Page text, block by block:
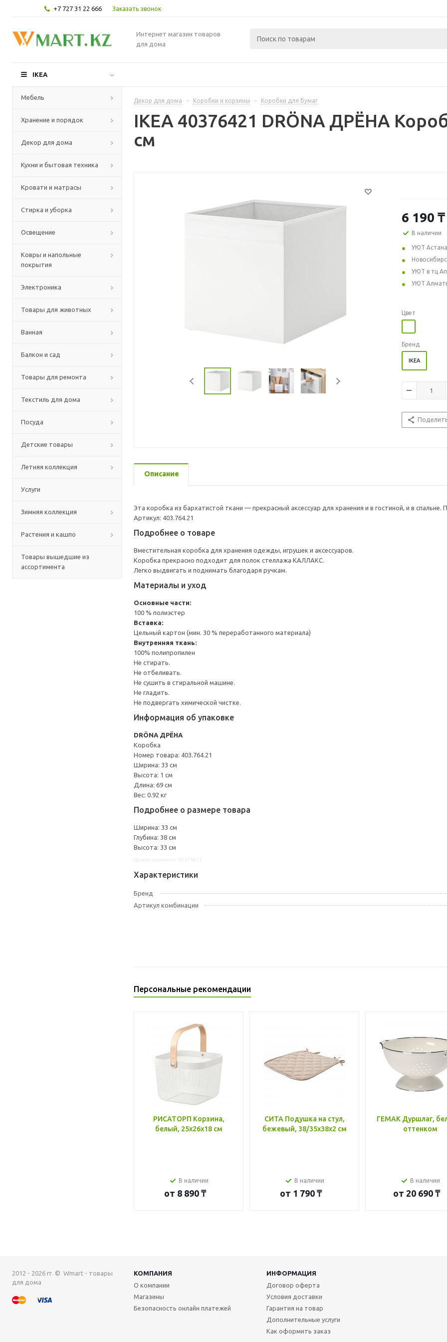
+7 727 31 22 666 Заказать звонок
Интернет магазин товаров
для дома
IKEA
Мебель
Хранение и порядок
Декор для дома
Кухни и бытовая техника
Кровати и матрасы
Стирка и уборка
Освещение
Ковры и напольные
покрытия
Электроника
Товары для животных
Ванная
Балкон и сад
Товары для ремонта
Текстиль для дома
Посуда
Детские товары
Летняя коллекция
Услуги
Зимняя коллекция
Растения и кашпо
Товары вышедшие из
ассортимента
Декор для дома - Коробки и корзины - Коробки для бумаг
IKEA 40376421 DRÖNA ДРЁНА
см
6 190 ₸
В наличии
УЮТ Астана
УЮТ в тц
УЮТ
Цвет
Бренд
IKEA
Описание
Эта коробка из бархатистой ткани — прекрасный аксессуар для хранения и в гостиной, и в
Артикул: 403.764.21
Подробнее о товаре
Вместительная коробка для хранения одежды, игрушек и аксессуаров.
Коробка прекрасно подходит для полок стеллажа КАЛЛАКС.
Легко выдвигать и поднимать благодаря ручкам.
Материалы и уход
Основные части:
100 % полиэстер
Вставка:
Цельный картон (мин. 30 % переработанного материала)
Внутренняя ткань:
100% полипропилен
Не стирать.
Не отбеливать.
Не сушить в стиральной машине.
Не гладить.
Не подвергать химической чистке.
Информация об упаковке
DRÖNA ДРЁНА
Коробка
Номер товара: 403.764.21
Ширина: 33 см
Высота: 1 см
Длина: 69 см
Вес: 0.92 кг
Подробнее о размере товара
Ширина: 33 см
Глубина: 38 см
Высота: 33 см
Характеристики
Бренд
Артикул комбинации
Персональные рекомендации
РИСАТОРП Корзина,
белый, 25x26x18 см
В наличии
от 8 890 ₸
СИТА Подушка на стул,
бежевый, 38/35x38x2 см
В наличии
от 1 790 ₸
ГЕМАК Дуршлаг,
оттенком
В наличии
от 20 690 ₸
2012 - 2026 гг. © Wmart - товары
для дома
КОМПАНИЯ
ИНФОРМАЦИЯ
О компании
Магазины
Безопасность онлайн платежей
Договор оферта
Условия доставки
Гарантия на товар
Дополнительные услуги
Как оформить заказ